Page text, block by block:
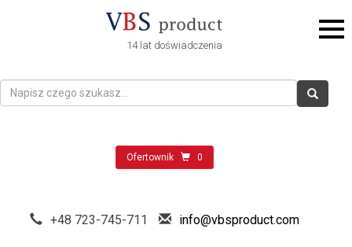
14 lat doświadczenia
Ofertownik 0
+48 723-745-711 info@vbsproduct.com